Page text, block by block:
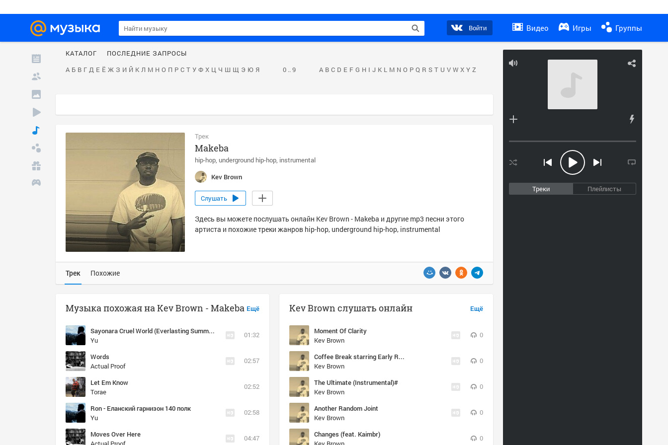
Войти Видео Игры Группы
Треки Плейлисты
КАТАЛОГ
ПОСЛЕДНИЕ ЗАПРОСЫ
А Б В Г Д Е Ё Ж З И Й К Л М Н О П Р С Т У Ф Х Ц Ч Ш Щ Э Ю Я 0 .. 9 A B C D E F G H I J K L M N O P Q R S T U V W X Y Z
Трек
Makeba
hip-hop underground hip-hop instrumental
Kev Brown
Слушать
Здесь вы можете послушать онлайн Kev Brown - Makeba и другие mp3 песни этого
артиста и похожие треки жанров hip-hop, underground hip-hop, instrumental
Трек Похожие
Ещё
Музыка похожая на Kev Brown - Makeba
Sayonara Cruel World (Everlasting Summer - Bonus Tracks)
Yu
01:32
Words
Actual Proof
02:57
Let Em Know
Torae
02:52
Ron - Еланский гарнизон 140 полк
Yu
02:58
Moves Over Here
04:47
Ещё
Kev Brown слушать онлайн
Moment Of Clarity
Kev Brown
0
Coffee Break starring Early Reed
Kev Brown
0
The Ultimate (Instrumental)#
Kev Brown
0
Another Random Joint
Kev Brown
0
Changes (feat. Kaimbr)
0